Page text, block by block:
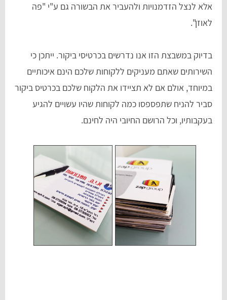
אלא לנצל הזדמנויות ולהעביר את הבשורה גם ע"י "פה
לאוזן".
בדיוק במשבצת הזו אנו נדרשים בכרטיסי ביקור. ייתכן כי
השירותים שאתם מעניקים ללקוחות שלכם הינם איכותיים
במיוחד, אולם אם לא תציידו את הלקוח שלכם בכרטיס ביקור
סביר להניח שתפספסו כמה לקוחות שהיו עשויים להגיע
בעקבותיו, וכל הרושם החיובי היה לחינם.